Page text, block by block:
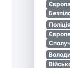
Європа